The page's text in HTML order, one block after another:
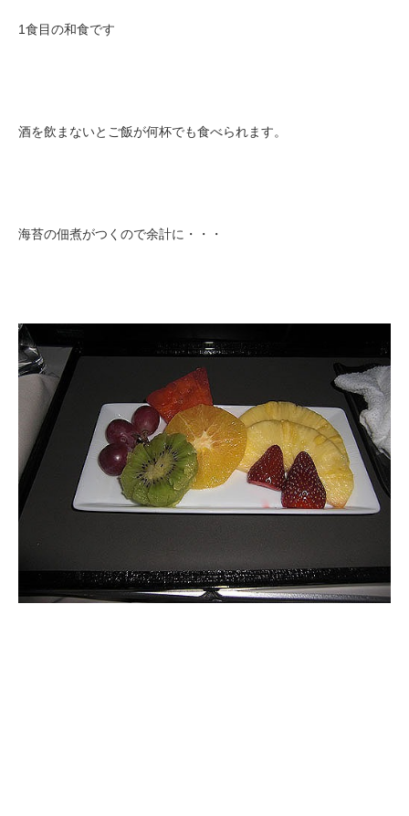
1食目の和食です
酒を飲まないとご飯が何杯でも食べられます。
海苔の佃煮がつくので余計に・・・